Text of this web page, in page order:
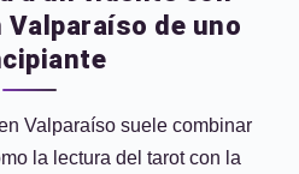
Valparaíso de uno
Valparaíso suele combinar
la lectura del tarot con la